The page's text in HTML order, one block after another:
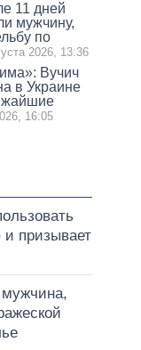
11 дней
мужчину,
по
2026, 13:36
Вучич
в Украине
16:05
призывает